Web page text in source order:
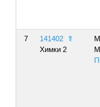
7 141402
⇑
Химки 2